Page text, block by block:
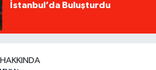
İstanbul’da Buluşturdu